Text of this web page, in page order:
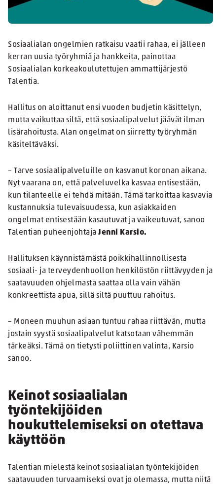
Sosiaalialan ongelmien ratkaisu vaatii rahaa, ei jälleen
kerran uusia työryhmiä ja hankkeita, painottaa
Sosiaalialan korkeakoulutettujen ammattijärjestö
Talentia.
Hallitus on aloittanut ensi vuoden budjetin käsittelyn,
mutta vaikuttaa siltä, että sosiaalipalvelut jäävät ilman
lisärahoitusta. Alan ongelmat on siirretty työryhmän
käsiteltäväksi.
– Tarve sosiaalipalveluille on kasvanut koronan aikana.
Nyt vaarana on, että palveluvelka kasvaa entisestään,
kun tilanteelle ei tehdä mitään. Tämä tarkoittaa kasvavia
kustannuksia tulevaisuudessa, kun asiakkaiden
ongelmat entisestään kasautuvat ja vaikeutuvat, sanoo
Talentian puheenjohtaja Jenni Karsio.
Hallituksen käynnistämästä poikkihallinnollisesta
sosiaali- ja terveydenhuollon henkilöstön riittävyyden ja
saatavuuden ohjelmasta saattaa olla vain vähän
konkreettista apua, sillä siltä puuttuu rahoitus.
– Moneen muuhun asiaan tuntuu rahaa riittävän, mutta
jostain syystä sosiaalipalvelut katsotaan vähemmän
tärkeäksi. Tämä on tietysti poliittinen valinta, Karsio
sanoo.
Keinot sosiaalialan
työntekijöiden
houkuttelemiseksi on otettava
käyttöön
Talentian mielestä keinot sosiaalialan työntekijöiden
saatavuuden turvaamiseksi ovat jo olemassa, mutta niitä